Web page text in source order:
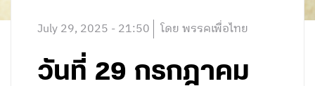
July 29, 2025 - 21:50 โดย พรรคเพื่อไทย
วันที่ 29 กรกฎาคม